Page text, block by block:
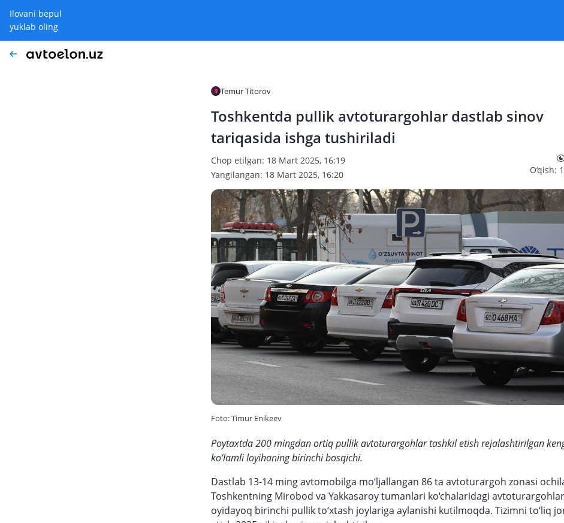
Ilovani bepul
yuklab oling
Temur Titorov
Toshkentda pullik avtoturargohlar dastlab sinov
tariqasida ishga tushiriladi
Chop etilgan: 18 Mart 2025, 16:19
Yangilangan: 18 Mart 2025, 16:20
O‘qish:
Foto: Timur Enikeev
Poytaxtda 200 mingdan ortiq pullik avtoturargohlar tashkil etish rejalashtirilgan
ko‘lamli loyihaning birinchi bosqichi.
Dastlab 13-14 ming avtomobilga mo‘ljallangan 86 ta avtoturargoh zonasi
Toshkentning Mirobod va Yakkasaroy tumanlari ko‘chalaridagi
oyidayoq birinchi pullik to‘xtash joylariga aylanishi kutilmoqda. Tizimni to‘liq